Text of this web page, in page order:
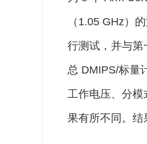
（1.05 GHz）
行测试，并与第
总 DMIPS/标量
工作电压、分
果有所不同。结